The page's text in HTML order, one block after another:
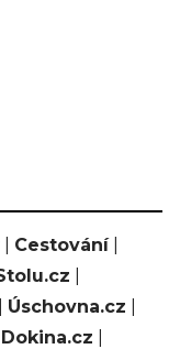
Cestování|
Úschovna.cz
Dokina.cz